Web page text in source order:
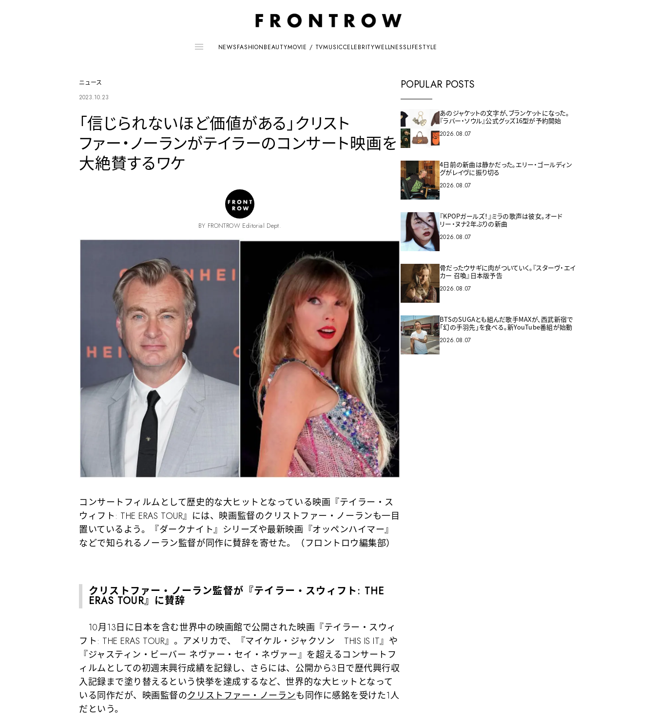
NEWSFASHIONBEAUTYMOVIE / TVMUSICCELEBRITYWELLNESSLIFESTYLE
ニュース
2023.10.23
「信じられないほど価値がある」クリスト
ファー・ノーランがテイラーのコンサート映画を
大絶賛するワケ
BY FRONTROW Editorial Dept.
コンサートフィルムとして歴史的な大ヒットとなっている映画『テイラー・ス
ウィフト: THE ERAS TOUR』には、映画監督のクリストファー・ノーランも一目
置いているよう。『ダークナイト』シリーズや最新映画『オッペンハイマー』
などで知られるノーラン監督が同作に賛辞を寄せた。（フロントロウ編集部）
クリストファー・ノーラン監督が『テイラー・スウィフト: THE
ERAS TOUR』に賛辞
10月13日に日本を含む世界中の映画館で公開された映画『テイラー・スウィ
フト: THE ERAS TOUR』。アメリカで、『マイケル・ジャクソン THIS IS IT』や
『ジャスティン・ビーバー ネヴァー・セイ・ネヴァー』を超えるコンサートフ
ィルムとしての初週末興行成績を記録し、さらには、公開から3日で歴代興行収
入記録まで塗り替えるという快挙を達成するなど、世界的な大ヒットとなって
いる同作だが、映画監督のクリストファー・ノーランも同作に感銘を受けた1人
だという。
POPULAR POSTS
あのジャケットの文字が、ブランケットになった。
『ラバー・ソウル』公式グッズ16型が予約開始
2026.08.07
4日前の新曲は静かだった。エリー・ゴールディン
グがレイヴに振り切る
2026.08.07
『KPOPガールズ！』ミラの歌声は彼女。オード
リー・ヌナ2年ぶりの新曲
2026.08.07
骨だったウサギに肉がついていく。『スターヴ・エイ
カー 召喚』日本版予告
2026.08.07
BTSのSUGAとも組んだ歌手MAXが、西武新宿で
「幻の手羽先」を食べる。新YouTube番組が始動
2026.08.07